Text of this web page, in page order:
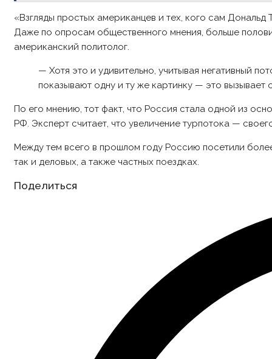
«Взгляды простых американцев и тех, кого сам
Даже по опросам общественного мнения, больше
американский политолог.
— Хотя это и удивительно, учитывая негативный
показывают одну и ту же картинку — это вызывает
По его мнению, тот факт, что Россия стала одной из
РФ. Эксперт считает, что увеличение турпотока —
Между тем всего в прошлом году Россию посетили
так и деловых, а также частных поездках.
Поделиться